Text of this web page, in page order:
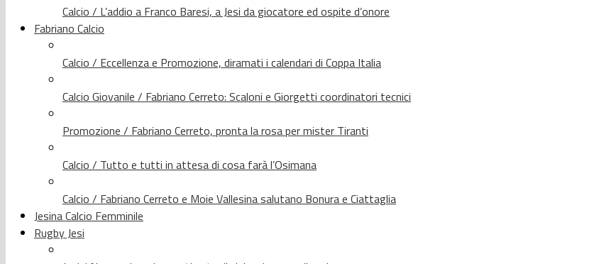
Calcio / L’addio a Franco Baresi, a Jesi da giocatore ed ospite d’onore
Fabriano Calcio
Calcio / Eccellenza e Promozione, diramati i calendari di Coppa Italia
Calcio Giovanile / Fabriano Cerreto: Scaloni e Giorgetti coordinatori tecnici
Promozione / Fabriano Cerreto, pronta la rosa per mister Tiranti
Calcio / Tutto e tutti in attesa di cosa farà l’Osimana
Calcio / Fabriano Cerreto e Moie Vallesina salutano Bonura e Ciattaglia
Jesina Calcio Femminile
Rugby Jesi